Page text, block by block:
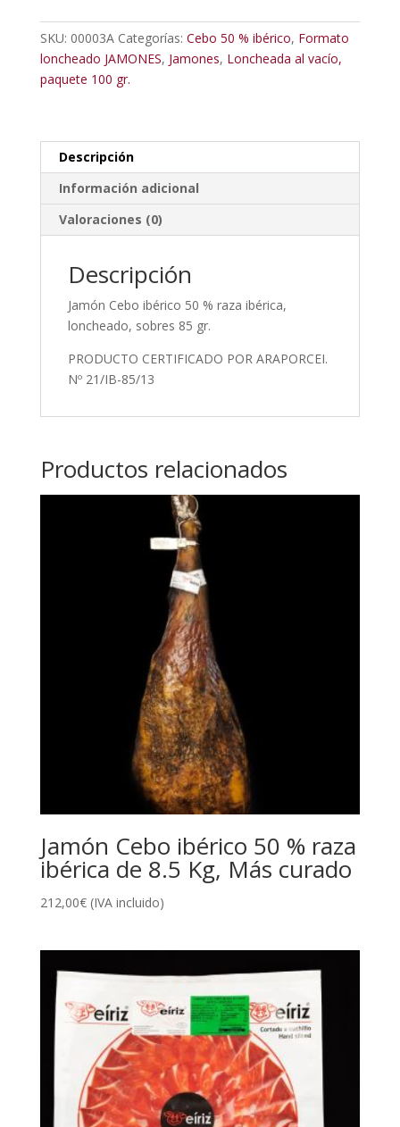
raza
loncheado,
cantidad
SKU: 00003A Categorías: Cebo 50 % ibérico, Formato
loncheado JAMONES, Jamones, Loncheada al vacío,
paquete 100 gr.
Descripción
Información adicional
Valoraciones (0)
Descripción
Jamón Cebo ibérico 50 % raza ibérica,
loncheado, sobres 85 gr.
PRODUCTO CERTIFICADO POR ARAPORCEI.
Nº 21/IB-85/13
Productos relacionados
Jamón Cebo ibérico 50 % raza
ibérica de 8.5 Kg, Más curado
212,00€ (IVA incluido)